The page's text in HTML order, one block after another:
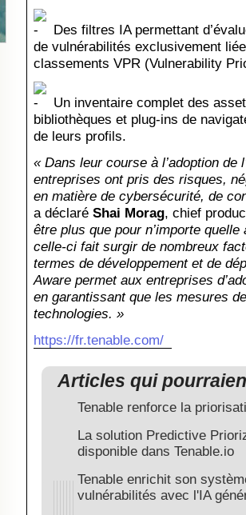
Des filtres IA permettant
de vulnérabilités exclusivement
classements VPR (Vulnerability
Un inventaire complet des
bibliothèques et plug-ins de
de leurs profils.
« Dans leur course à l’adoption de
entreprises ont pris des risques,
en matière de cybersécurité, de
a déclaré Shai Morag, chief
être plus que pour n’importe
celle-ci fait surgir de nombreux
termes de développement et de
Aware permet aux entreprises
en garantissant que les mesures
technologies. »
https://fr.tenable.com/
Articles qui
Tenable renforce la
La solution Predictive
disponible dans Tenable.io
Tenable enrichit son
vulnérabilités avec l'IA